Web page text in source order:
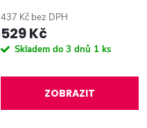
437 Kč bez DPH
529 Kč
Skladem do 3 dnů 1 ks
ZOBRAZIT